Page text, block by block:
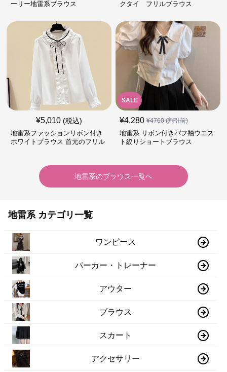
ーリー地雷系ブラウス
クタイ フリルブラウス
¥5,010 (税込)
地雷系ファッションリボン付き
ホワイトブラウス 首元のフリル
SALE
¥4,280 ¥4760(割引前)
地雷系 リボン付きパフ袖ウエス
ト絞りショートブラウス
地雷系のブラウス一覧へ
地雷系 カテゴリ一覧
ワンピース
パーカー・トレーナー
アウター
ブラウス
スカート
アクセサリー